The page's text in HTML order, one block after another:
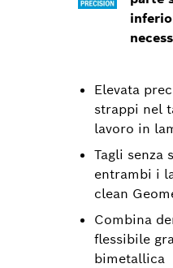
Elevata
strappi nel
lavoro in
Tagli senza
entrambi i
clean
Combina
flessibile
bimetallica